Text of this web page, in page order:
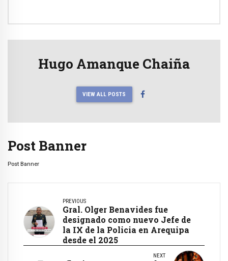
Hugo Amanque Chaiña
VIEW ALL POSTS
Post Banner
Post Banner
PREVIOUS
Gral. Olger Benavides fue
designado como nuevo Jefe de
la IX de la Policia en Arequipa
desde el 2025
NEXT